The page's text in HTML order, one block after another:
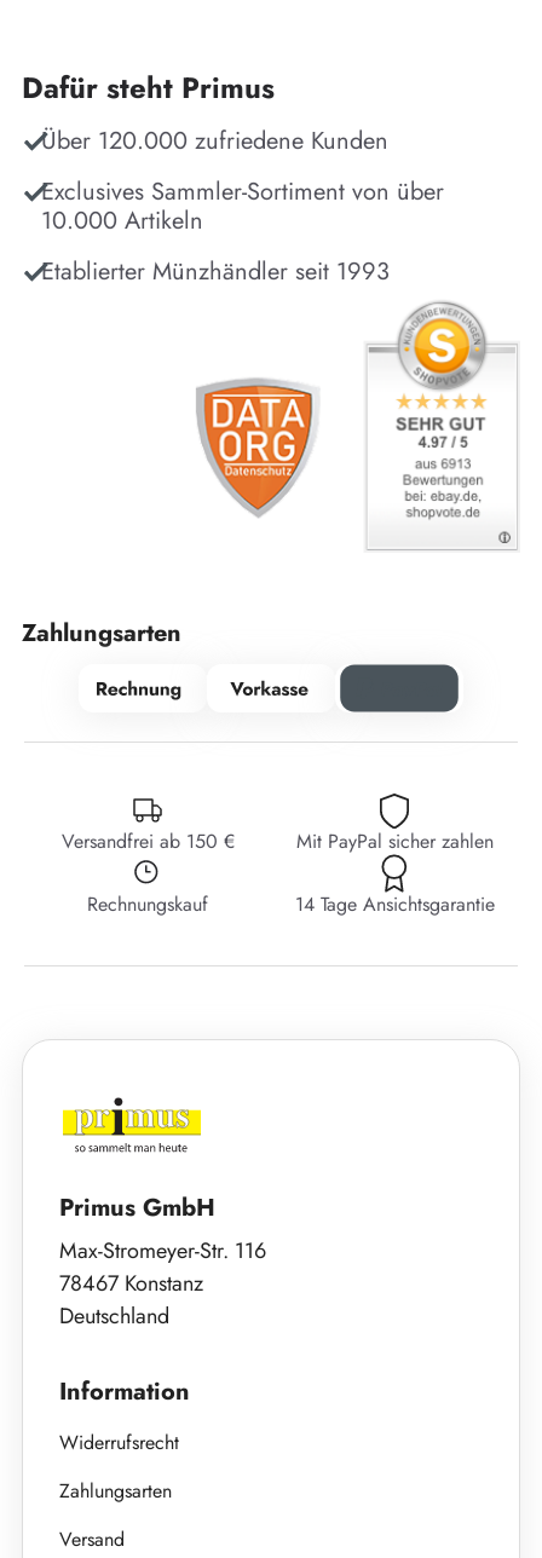
Dafür steht Primus
Über 120.000 zufriedene Kunden
Exclusives Sammler-Sortiment von über
10.000 Artikeln
Etablierter Münzhändler seit 1993
Zahlungsarten
Versandfrei ab 150 € Mit PayPal sicher zahlen
Rechnungskauf 14 Tage Ansichtsgarantie
Primus GmbH
Max-Stromeyer-Str. 116
78467 Konstanz
Deutschland
Information
Widerrufsrecht
Zahlungsarten
Versand